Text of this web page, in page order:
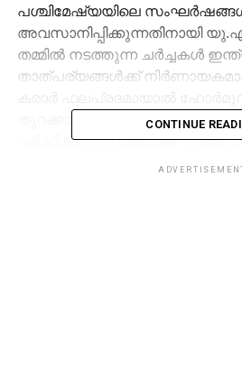
പശ്ചിമേഷ്യയിലെ
അവസാനിപ്പിക്കുന്നതിനായി
തമ്മില്‍ നടത്തുന്ന ചര്‍ച്ചകള്‍
താത്പര്യങ്ങള്‍ക്ക്
തുറക്കാനും ആഗോളതലത്തില്‍
വര്‍ദ്ധിക്കുന്നത് മൂലമുള്ള
CONTINUE